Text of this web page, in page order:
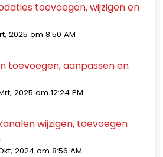
toevoegen, wijzigen en
2025 om 8:50 AM
toevoegen, aanpassen en
2025 om 12:24 PM
wijzigen, toevoegen
2024 om 8:56 AM